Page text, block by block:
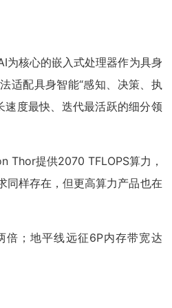
为核心的嵌入式处理器作为具身
适配具身智能“感知、决策、执
速度最快、迭代最活跃的细分领
Thor提供2070 TFLOPS算力，
样存在，但更高算力产品也在
；地平线远征6P内存带宽达